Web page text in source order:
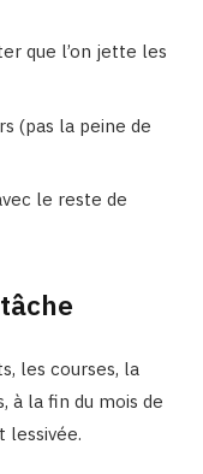
que l’on jette les
(pas la peine de
le reste de
les courses, la
à la fin du mois de
lessivée.